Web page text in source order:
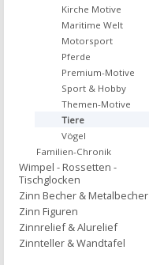
Kirche Motive
Maritime Welt
Motorsport
Pferde
Premium-Motive
Sport & Hobby
Themen-Motive
Tiere
Vögel
Familien-Chronik
Wimpel - Rossetten -
Tischglocken
Zinn Becher & Metalbecher
Zinn Figuren
Zinnrelief & Alurelief
Zinnteller & Wandtafel